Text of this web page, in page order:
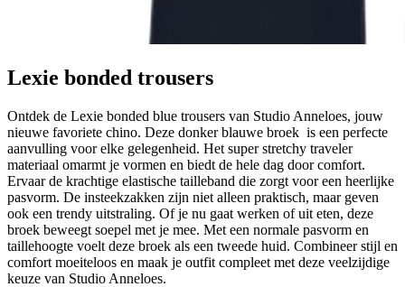
Lexie bonded trousers
Ontdek de Lexie bonded blue trousers van Studio Anneloes, jouw
nieuwe favoriete chino. Deze donker blauwe broek is een perfecte
aanvulling voor elke gelegenheid. Het super stretchy traveler
materiaal omarmt je vormen en biedt de hele dag door comfort.
Ervaar de krachtige elastische tailleband die zorgt voor een heerlijke
pasvorm. De insteekzakken zijn niet alleen praktisch, maar geven
ook een trendy uitstraling. Of je nu gaat werken of uit eten, deze
broek beweegt soepel met je mee. Met een normale pasvorm en
taillehoogte voelt deze broek als een tweede huid. Combineer stijl en
comfort moeiteloos en maak je outfit compleet met deze veelzijdige
keuze van Studio Anneloes.